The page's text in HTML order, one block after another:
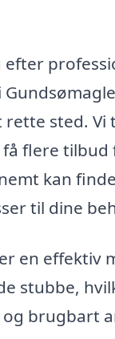
efter
sted. Vi
flere tilbud
kan
til dine
en effektiv
stubbe,
brugbart